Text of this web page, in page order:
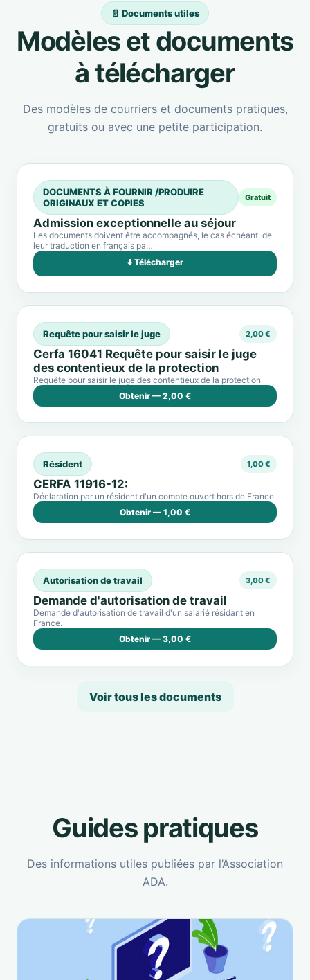
📄 Documents utiles
Modèles et documents
à télécharger
Des modèles de courriers et documents pratiques,
gratuits ou avec une petite participation.
DOCUMENTS À FOURNIR /PRODUIRE
ORIGINAUX ET COPIES
Gratuit
Admission exceptionnelle au séjour
Les documents doivent être accompagnés, le cas échéant, de
leur traduction en français pa…
⬇️ Télécharger
Requête pour saisir le juge 2,00 €
Cerfa 16041 Requête pour saisir le juge
des contentieux de la protection
Requête pour saisir le juge des contentieux de la protection
Obtenir — 2,00 €
Résident 1,00 €
CERFA 11916-12:
Déclaration par un résident d'un compte ouvert hors de France
Obtenir — 1,00 €
Autorisation de travail 3,00 €
Demande d'autorisation de travail
Demande d'autorisation de travail d'un salarié résidant en
France.
Obtenir — 3,00 €
Voir tous les documents
Guides pratiques
Des informations utiles publiées par l’Association
ADA.